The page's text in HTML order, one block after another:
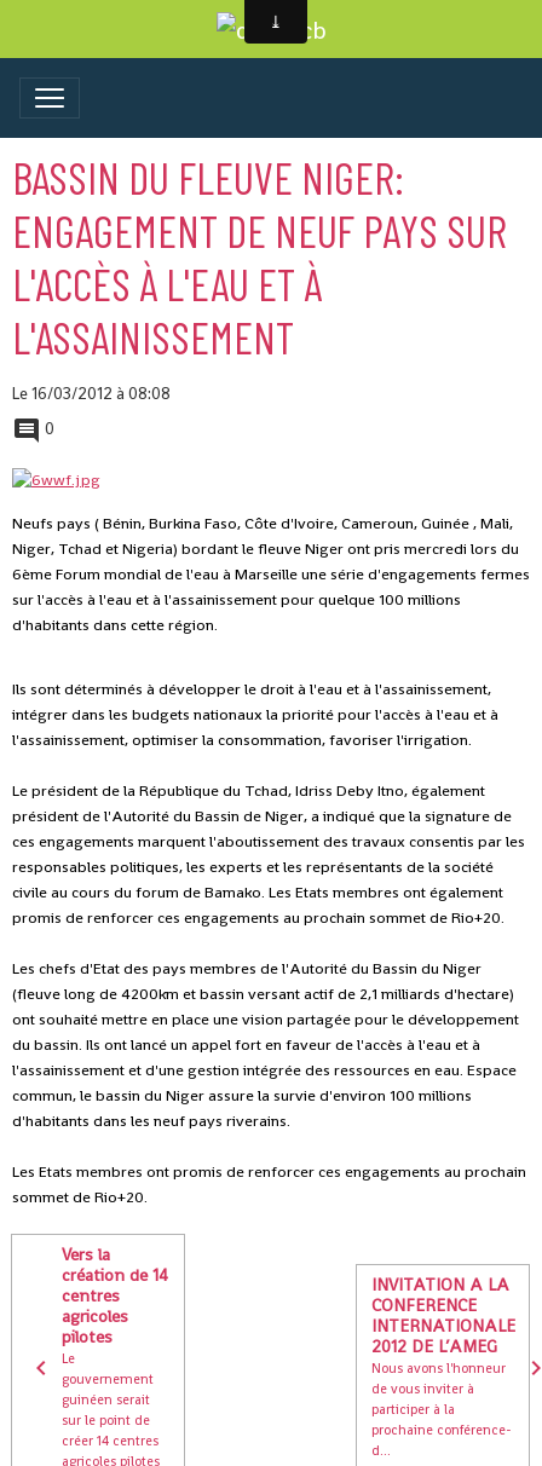
BASSIN DU FLEUVE NIGER:
ENGAGEMENT DE NEUF PAYS SUR
L'ACCÈS À L'EAU ET À
L'ASSAINISSEMENT
Le 16/03/2012 à 08:08
0
Neufs pays ( Bénin, Burkina Faso, Côte d'Ivoire, Cameroun, Guinée , Mali,
Niger, Tchad et Nigeria) bordant le fleuve Niger ont pris mercredi lors du
6ème Forum mondial de l'eau à Marseille une série d'engagements fermes
sur l'accès à l'eau et à l'assainissement pour quelque 100 millions
d'habitants dans cette région.
Ils sont déterminés à développer le droit à l'eau et à l'assainissement,
intégrer dans les budgets nationaux la priorité pour l'accès à l'eau et à
l'assainissement, optimiser la consommation, favoriser l'irrigation.
Le président de la République du Tchad, Idriss Deby Itno, également
président de l'Autorité du Bassin de Niger, a indiqué que la signature de
ces engagements marquent l'aboutissement des travaux consentis par les
responsables politiques, les experts et les représentants de la société
civile au cours du forum de Bamako. Les Etats membres ont également
promis de renforcer ces engagements au prochain sommet de Rio+20.
Les chefs d'Etat des pays membres de l'Autorité du Bassin du Niger
(fleuve long de 4200km et bassin versant actif de 2,1 milliards d'hectare)
ont souhaité mettre en place une vision partagée pour le développement
du bassin. Ils ont lancé un appel fort en faveur de l'accès à l'eau et à
l'assainissement et d'une gestion intégrée des ressources en eau. Espace
commun, le bassin du Niger assure la survie d'environ 100 millions
d'habitants dans les neuf pays riverains.
Les Etats membres ont promis de renforcer ces engagements au prochain
sommet de Rio+20.
Vers la
création de 14
centres
agricoles
pilotes
Le
gouvernement
guinéen serait
sur le point de
créer 14 centres
agricoles pilotes
INVITATION A LA
CONFERENCE
INTERNATIONALE
2012 DE L’AMEG
Nous avons l'honneur
de vous inviter à
participer à la
prochaine conférence-
d...